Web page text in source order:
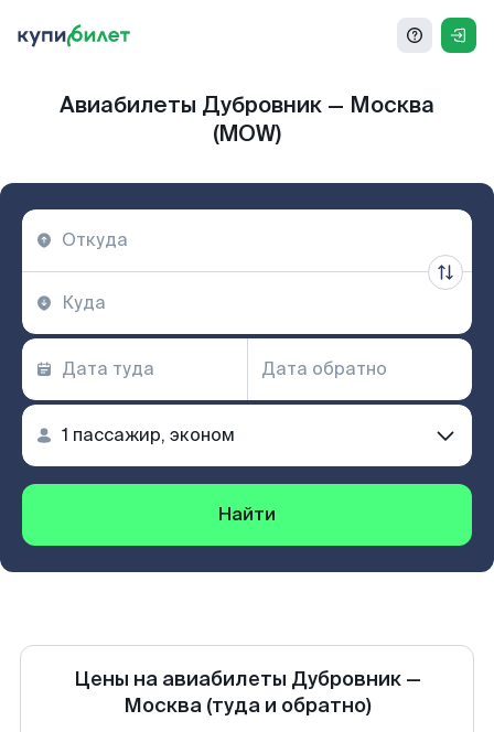
Авиабилеты Дубровник — Москва
(MOW)
Найти
Цены на авиабилеты Дубровник—
Москва (туда и обратно)